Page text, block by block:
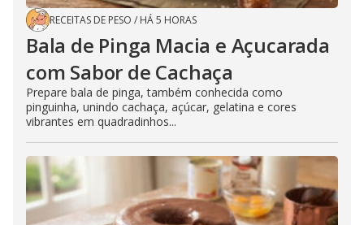
RECEITAS DE PESO / HÁ 5 HORAS
Bala de Pinga Macia e Açucarada
com Sabor de Cachaça
Prepare bala de pinga, também conhecida como
pinguinha, unindo cachaça, açúcar, gelatina e cores
vibrantes em quadradinhos...